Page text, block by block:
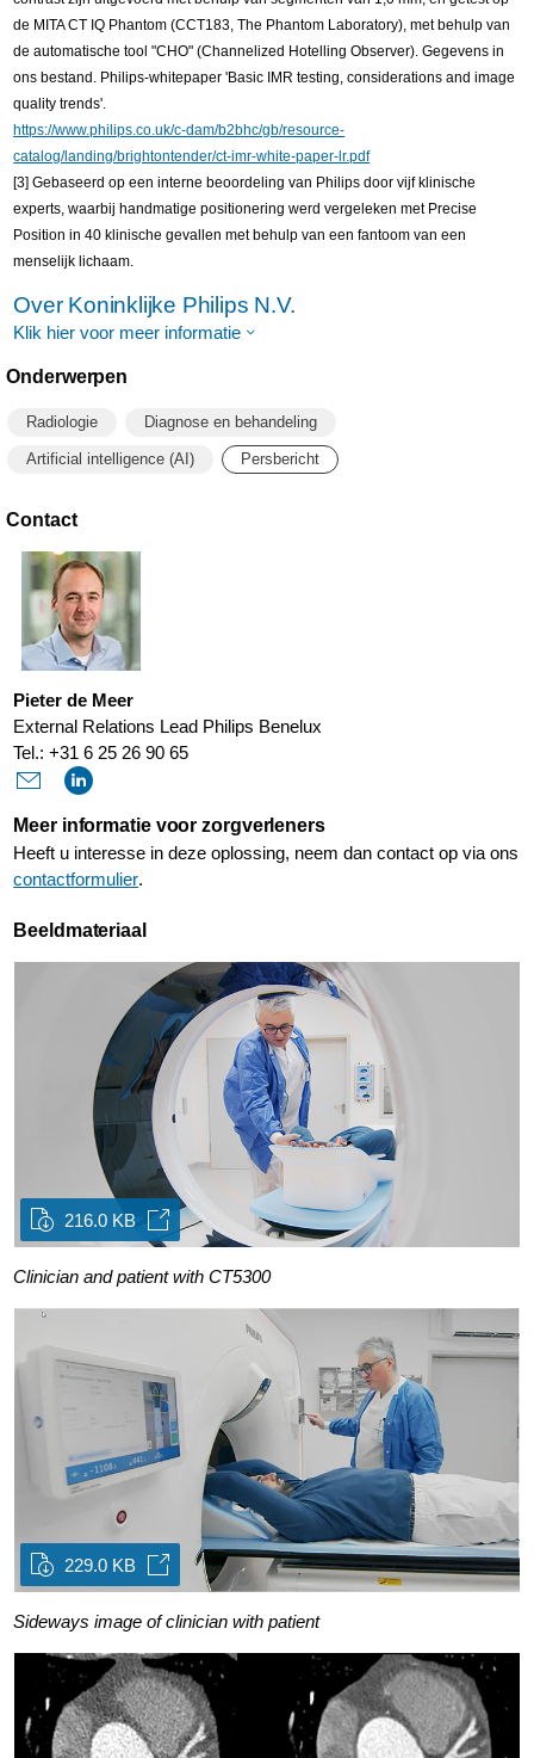
de MITA CT IQ Phantom (CCT183, The Phantom Laboratory), met behulp van
de automatische tool "CHO" (Channelized Hotelling Observer). Gegevens in
ons bestand. Philips-whitepaper 'Basic IMR testing, considerations and image
quality trends'.
https://www.philips.co.uk/c-dam/b2bhc/gb/resource-
catalog/landing/brightontender/ct-imr-white-paper-lr.pdf
[3] Gebaseerd op een interne beoordeling van Philips door vijf klinische
experts, waarbij handmatige positionering werd vergeleken met Precise
Position in 40 klinische gevallen met behulp van een fantoom van een
menselijk lichaam.
Over Koninklijke Philips N.V.
Klik hier voor meer informatie
Onderwerpen
Radiologie Diagnose en behandeling
Artificial intelligence (AI) Persbericht
Contact
Pieter de Meer
External Relations Lead Philips Benelux
Tel.: +31 6 25 26 90 65
Meer informatie voor zorgverleners
Heeft u interesse in deze oplossing, neem dan contact op via ons
contactformulier.
Beeldmateriaal
216.0 KB
Clinician and patient with CT5300
229.0 KB
Sideways image of clinician with patient